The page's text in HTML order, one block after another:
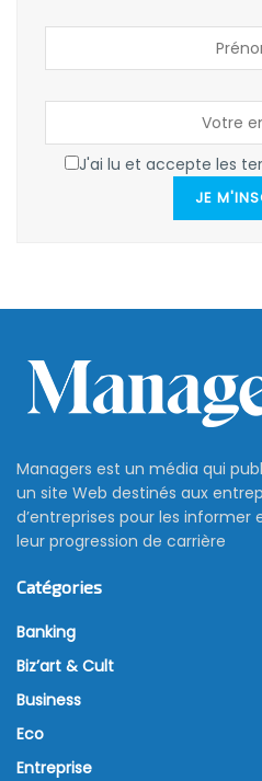
J'ai lu et accepte les
JE
Managers est un média qui
un site Web destinés aux
d’entreprises pour les
leur progression de carrière
Catégories
Banking
Biz’art & Cult
Business
Eco
Entreprise